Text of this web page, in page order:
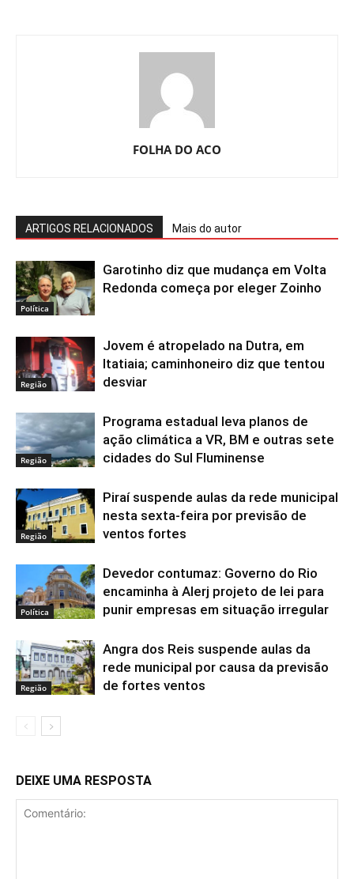
FOLHA DO ACO
ARTIGOS RELACIONADOS Mais do autor
Política
Garotinho diz que mudança em Volta
Redonda começa por eleger Zoinho
Região
Jovem é atropelado na Dutra, em
Itatiaia; caminhoneiro diz que tentou
desviar
Região
Programa estadual leva planos de
ação climática a VR, BM e outras sete
cidades do Sul Fluminense
Região
Piraí suspende aulas da rede municipal
nesta sexta-feira por previsão de
ventos fortes
Política
Devedor contumaz: Governo do Rio
encaminha à Alerj projeto de lei para
punir empresas em situação irregular
Região
Angra dos Reis suspende aulas da
rede municipal por causa da previsão
de fortes ventos
DEIXE UMA RESPOSTA